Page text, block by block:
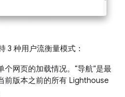
3 种用户流衡量模式：
个网页的加载情况。“导航”是最
前版本之前的所有 Lighthouse